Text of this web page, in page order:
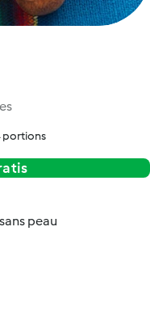
portions
peau